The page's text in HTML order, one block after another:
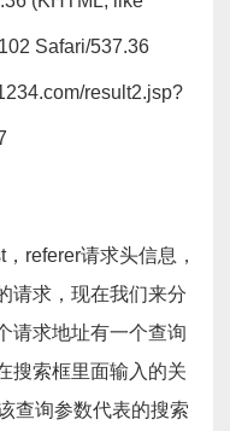
Safari/537.36
result2.jsp?
referer请求头信息，
请求，现在我们来分
请求地址有一个查询
搜索框里面输入的关
查询参数代表的搜索